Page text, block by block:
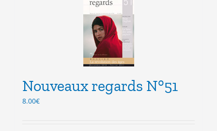
variations.
Les
options
peuvent
être
choisies
sur
page
Nouveaux regards N°51
8.00€